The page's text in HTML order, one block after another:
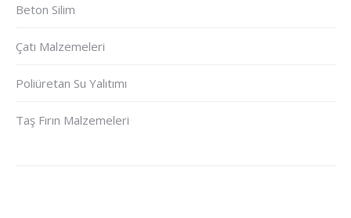
Beton Silim
Çatı Malzemeleri
Poliüretan Su Yalıtımı
Taş Fırın Malzemeleri